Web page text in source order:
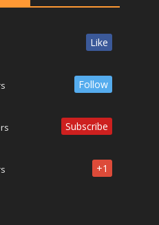
Like
Follow
Subscribe
+1